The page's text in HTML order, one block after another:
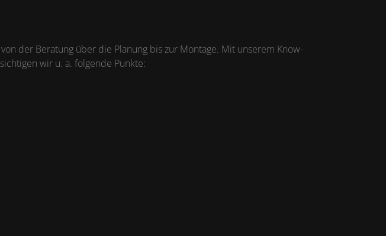
der Beratung über die Planung bis zur Montage. Mit unserem Know-
wir u. a. folgende Punkte: